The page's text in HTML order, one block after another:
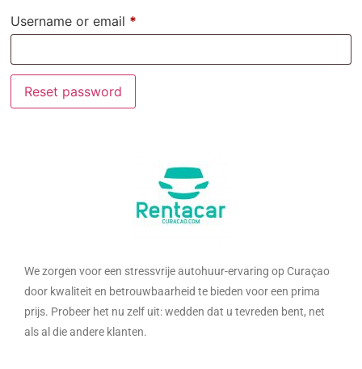
Username or email *
Reset password
We zorgen voor een stressvrije autohuur-ervaring op Curaçao
door kwaliteit en betrouwbaarheid te bieden voor een prima
prijs. Probeer het nu zelf uit: wedden dat u tevreden bent, net
als al die andere klanten.